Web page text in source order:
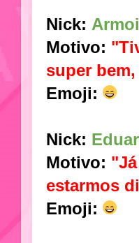
Nick:
Motivo:
super
Emoji:
Nick:
Motivo:
estarmos
Emoji: